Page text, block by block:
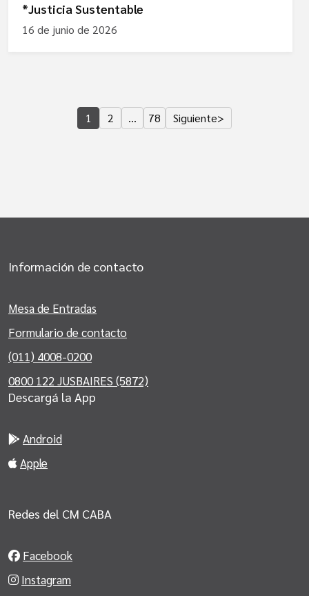
*Justicia Sustentable
16 de junio de 2026
1 2 … 78 Siguiente>
Información de contacto
Mesa de Entradas
Formulario de contacto
(011) 4008-0200
0800 122 JUSBAIRES (5872)
Descargá la App
Android
Apple
Redes del CM CABA
Facebook
Instagram